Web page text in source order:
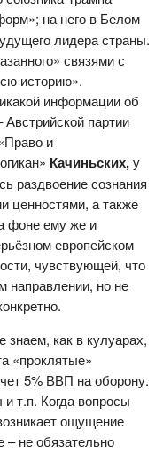
на него в Белом
лидера страны.
связями с
историю».
информации об
партии
и
Качиньских,у
раздвоение сознания
ценностями, а также
фоне ему же и
европейском
чувствующей, что
направлении, но не
как в кулуарах,
«проклятые»
5% ВВП на оборону.
т.п. Когда вопросы
ощущение
– не обязательно